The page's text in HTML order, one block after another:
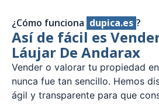
¿Cómo funciona dupica.es ?
Así de fácil es
Láujar De Andarax
Vender o valorar tu propiedad
nunca fue tan sencillo. Hemos
ágil y transparente para que